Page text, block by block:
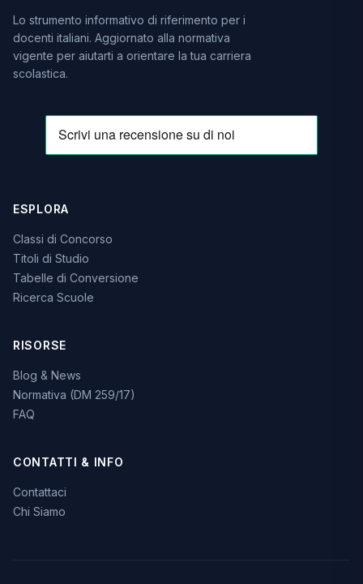
Lo strumento informativo di riferimento per i
docenti italiani. Aggiornato alla normativa
vigente per aiutarti a orientare la tua carriera
scolastica.
ESPLORA
Classi di Concorso
Titoli di Studio
Tabelle di Conversione
Ricerca Scuole
RISORSE
Blog & News
Normativa (DM 259/17)
FAQ
CONTATTI & INFO
Contattaci
Chi Siamo